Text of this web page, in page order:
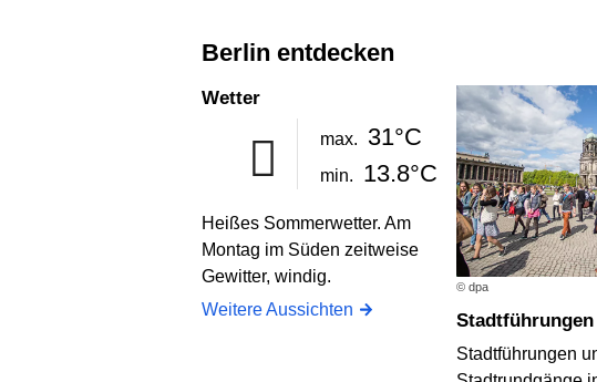
Berlin entdecken
Wetter
max. 31°C
min. 13.8°C
Heißes Sommerwetter. Am
Montag im Süden zeitweise
Gewitter, windig.
Weitere Aussichten
© dpa
Stadtführungen
Stadtführungen